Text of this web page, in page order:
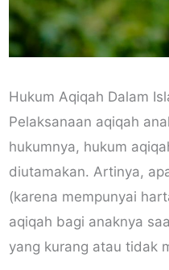
Hukum Aqiqah Dalam
Pelaksanaan aqiqah
hukumnya, hukum
diutamakan. Artinya,
(karena mempunyai
aqiqah bagi anaknya
yang kurang atau tidak